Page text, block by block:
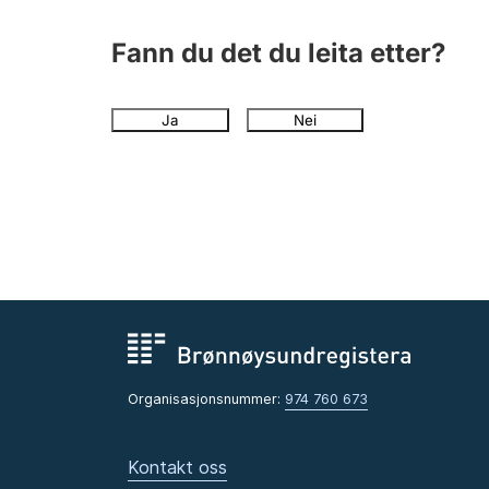
Fann du det du leita etter?
Ja Nei
Organisasjonsnummer: 974 760 673
Kontakt oss